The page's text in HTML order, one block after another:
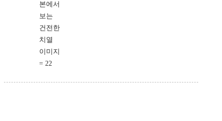
본에서
보는
건전한
치열
이미지
= 22